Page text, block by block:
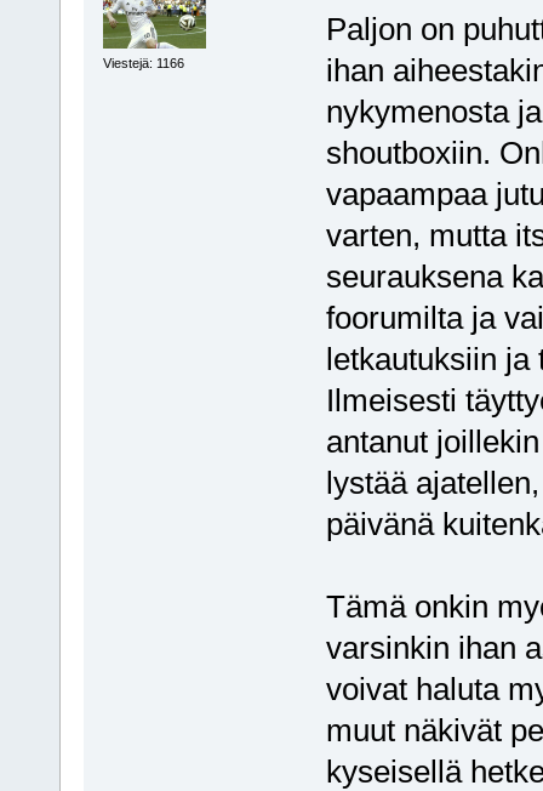
Viestejä: 1166
Paljon on
ihan
nykymenosta
shoutboxiin.
vapaampaa
varten, mutta
seurauksena
foorumilta ja
letkautuksiin ja
Ilmeisesti
antanut
lystää
päivänä
Tämä onkin
varsinkin ihan
voivat haluta
muut näkivät
kyseisellä